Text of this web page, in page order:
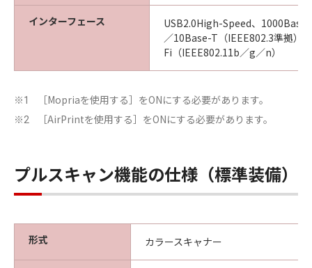
インターフェース
USB2.0High-Speed、
／10Base-T（IEEE802.3準拠）
Fi（IEEE802.11b／g／n）
※1 ［Mopriaを使用する］をONにする必要があります。
※2 ［AirPrintを使用する］をONにする必要があります。
プルスキャン機能の仕様（標準装備）
形式 カラースキャナー